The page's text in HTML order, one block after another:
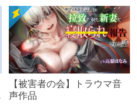
【被害者の会】トラウマ音
声作品